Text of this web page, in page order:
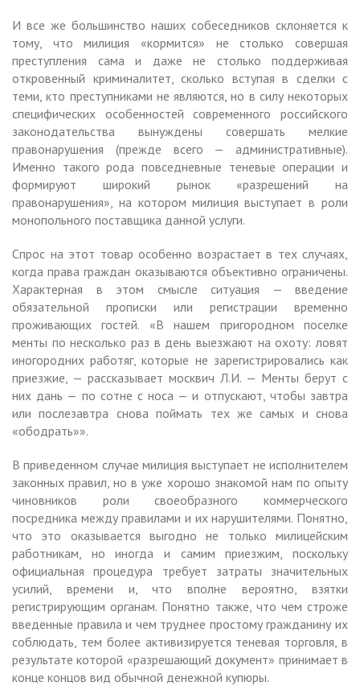
И все же большинство наших собеседников склоняется к
тому, что милиция «кормится» не столько совершая
преступления сама и даже не столько поддерживая
откровенный криминалитет, сколько вступая в сделки с
теми, кто преступниками не являются, но в силу некоторых
специфических особенностей современного российского
законодательства вынуждены совершать мелкие
правонарушения (прежде всего — административные).
Именно такого рода повседневные теневые операции и
формируют широкий рынок «разрешений на
правонарушения», на котором милиция выступает в роли
монопольного поставщика данной услуги.
Спрос на этот товар особенно возрастает в тех случаях,
когда права граждан оказываются объективно ограничены.
Характерная в этом смысле ситуация — введение
обязательной прописки или регистрации временно
проживающих гостей. «В нашем пригородном поселке
менты по несколько раз в день выезжают на охоту: ловят
иногородних работяг, которые не зарегистрировались как
приезжие, — рассказывает москвич Л.И. — Менты берут с
них дань — по сотне с носа — и отпускают, чтобы завтра
или послезавтра снова поймать тех же самых и снова
«ободрать»».
В приведенном случае милиция выступает не исполнителем
законных правил, но в уже хорошо знакомой нам по опыту
чиновников роли своеобразного коммерческого
посредника между правилами и их нарушителями. Понятно,
что это оказывается выгодно не только милицейским
работникам, но иногда и самим приезжим, поскольку
официальная процедура требует затраты значительных
усилий, времени и, что вполне вероятно, взятки
регистрирующим органам. Понятно также, что чем строже
введенные правила и чем труднее простому гражданину их
соблюдать, тем более активизируется теневая торговля, в
результате которой «разрешающий документ» принимает в
конце концов вид обычной денежной купюры.